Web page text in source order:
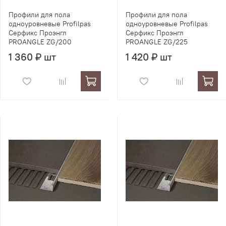
Профили для пола
одноуровневые Profilpas
Серфикс Проэнгл
PROANGLE ZG/200
1 360 ₽ шт
Профили для пола
одноуровневые Profilpas
Серфикс Проэнгл
PROANGLE ZG/225
1 420 ₽ шт